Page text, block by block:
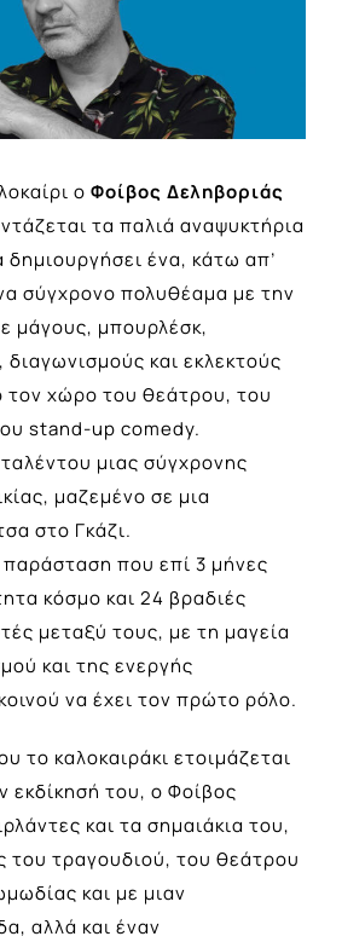
ο Φοίβος Δεληβοριάς
τα παλιά αναψυκτήρια
δημιουργήσει ένα, κάτω απ’
σύγχρονο πολυθέαμα με την
μάγους, μπουρλέσκ,
διαγωνισμούς και εκλεκτούς
τον χώρο του θεάτρου, του
stand-up comedy.
μιας σύγχρονης
μαζεμένο σε μια
στο Γκάζι.
που επί 3 μήνες
κόσμο και 24 βραδιές
μεταξύ τους, με τη μαγεία
και της ενεργής
να έχει τον πρώτο ρόλο.
το καλοκαιράκι ετοιμάζεται
εκδίκησή του, ο Φοίβος
και τα σημαιάκια του,
του τραγουδιού, του θεάτρου
και με μιαν
αλλά και έναν